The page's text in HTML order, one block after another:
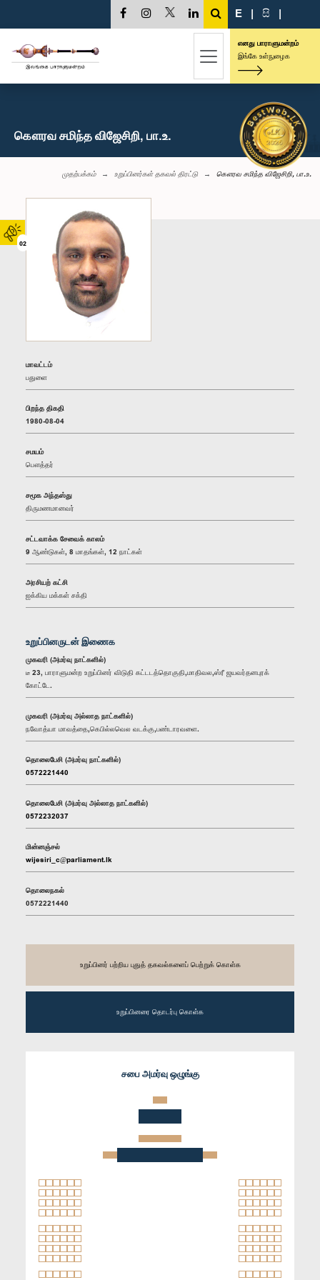
02
E | සි |
எனது பாராளுமன்றம்
இங்கே உள்நுழைக
கௌரவ சமிந்த விஜேசிறி, பா.உ.
முதற்பக்கம் உறுப்பினர்கள் தகவல் திரட்டு கௌரவ சமிந்த விஜேசிறி, பா.உ.
மாவட்டம்
பதுளை
பிறந்த திகதி
1980-08-04
சமயம்
பௌத்தர்
சமூக அந்தஸ்து
திருமணமானவர்
சட்டவாக்க சேவைக் காலம்
9 ஆண்டுகள், 8 மாதங்கள், 12 நாட்கள்
அரசியற் கட்சி
ஐக்கிய மக்கள் சக்தி
உறுப்பினருடன் இணைக
முகவரி (அமர்வு நாட்களில்)
டீ 23, பாராளுமன்ற உறுப்பினர் விடுதி கட்டடத்தொகுதி,மாதிவல,ஸ்ரீ ஜயவர்தனபுரக்
கோட்டே.
முகவரி (அமர்வு அல்லாத நாட்களில்)
நவோத்யா மாவத்தை,கெபில்லவெல வடக்கு,பண்டாரவளை.
தொலைபேசி (அமர்வு நாட்களில்)
0572221440
தொலைபேசி (அமர்வு அல்லாத நாட்களில்)
0572232037
மின்னஞ்சல்
wijesiri_c@parliament.lk
தொலைநகல்
0572221440
உறுப்பினர் பற்றிய புதுத் தகவல்களைப் பெற்றுக் கொள்க
உறுப்பினரை தொடர்பு கொள்க
சபை அமர்வு ஒழுங்கு